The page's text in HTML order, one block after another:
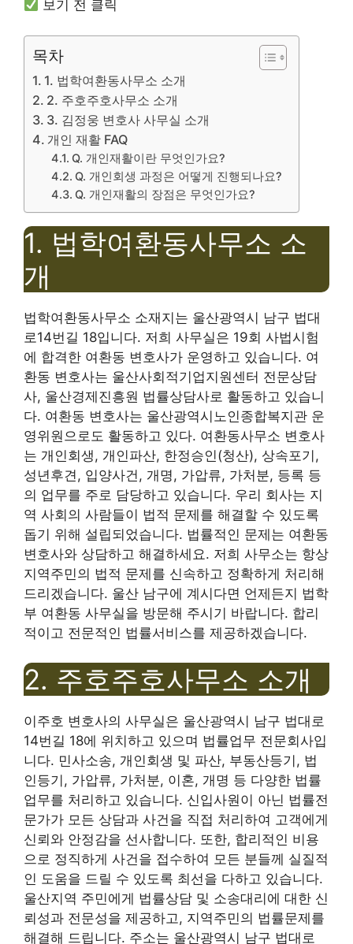
보기 전 클릭
목차
1. 법학여환동사무소 소개
2. 주호주호사무소 소개
3. 김정웅 변호사 사무실 소개
개인 재활 FAQ
Q. 개인재활이란 무엇인가요?
Q. 개인회생 과정은 어떻게 진행되나요?
Q. 개인재활의 장점은 무엇인가요?
1. 법학여환동사무소 소
개
법학여환동사무소 소재지는 울산광역시 남구 법대
로14번길 18입니다. 저희 사무실은 19회 사법시험
에 합격한 여환동 변호사가 운영하고 있습니다. 여
환동 변호사는 울산사회적기업지원센터 전문상담
사, 울산경제진흥원 법률상담사로 활동하고 있습니
다. 여환동 변호사는 울산광역시노인종합복지관 운
영위원으로도 활동하고 있다. 여환동사무소 변호사
는 개인회생, 개인파산, 한정승인(청산), 상속포기,
성년후견, 입양사건, 개명, 가압류, 가처분, 등록 등
의 업무를 주로 담당하고 있습니다. 우리 회사는 지
역 사회의 사람들이 법적 문제를 해결할 수 있도록
돕기 위해 설립되었습니다. 법률적인 문제는 여환동
변호사와 상담하고 해결하세요. 저희 사무소는 항상
지역주민의 법적 문제를 신속하고 정확하게 처리해
드리겠습니다. 울산 남구에 계시다면 언제든지 법학
부 여환동 사무실을 방문해 주시기 바랍니다. 합리
적이고 전문적인 법률서비스를 제공하겠습니다.
2. 주호주호사무소 소개
이주호 변호사의 사무실은 울산광역시 남구 법대로
14번길 18에 위치하고 있으며 법률업무 전문회사입
니다. 민사소송, 개인회생 및 파산, 부동산등기, 법
인등기, 가압류, 가처분, 이혼, 개명 등 다양한 법률
업무를 처리하고 있습니다. 신입사원이 아닌 법률전
문가가 모든 상담과 사건을 직접 처리하여 고객에게
신뢰와 안정감을 선사합니다. 또한, 합리적인 비용
으로 정직하게 사건을 접수하여 모든 분들께 실질적
인 도움을 드릴 수 있도록 최선을 다하고 있습니다.
울산지역 주민에게 법률상담 및 소송대리에 대한 신
뢰성과 전문성을 제공하고, 지역주민의 법률문제를
해결해 드립니다. 주소는 울산광역시 남구 법대로